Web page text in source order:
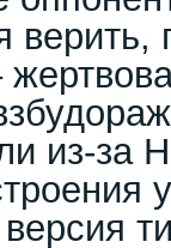
верить,
из-за